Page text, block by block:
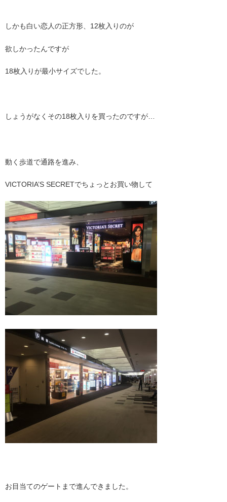
しかも白い恋人の正方形、12枚入りのが
欲しかったんですが
18枚入りが最小サイズでした。
しょうがなくその18枚入りを買ったのですが…
動く歩道で通路を進み、
VICTORIA’S SECRETでちょっとお買い物して
お目当てのゲートまで進んできました。